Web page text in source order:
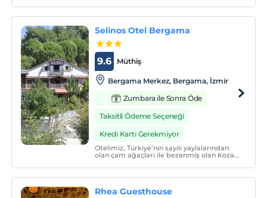
Selinos Otel Bergama
Müthiş
9.6
Bergama Merkez, Bergama, İzmir
Zumbara ile Sonra Öde
Taksitli Ödeme Seçeneği
Kredi Kartı Gerekmiyor
Otelimiz, Türkiye’nin sayılı yaylalarından
olan çam ağaçları ile bezenmiş olan Kozak
kapukaya mevkinde hakim bir tepeye
inşaa edilmiş olup her noktasından yayla
izlenmektedir.
Rhea Guesthouse